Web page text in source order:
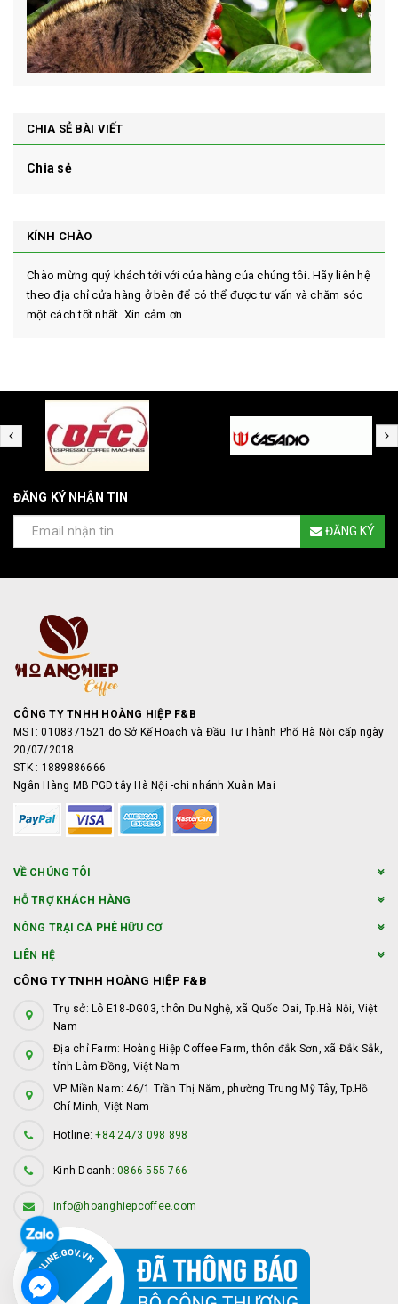
CHIA SẺ BÀI VIẾT
Chia sẻ
KÍNH CHÀO
Chào mừng quý khách tới với cửa hàng của chúng tôi. Hãy liên hệ
theo địa chỉ cửa hàng ở bên để có thể được tư vấn và chăm sóc
một cách tốt nhất. Xin cảm ơn.
ĐĂNG KÝ NHẬN TIN
ĐĂNG KÝ
CÔNG TY TNHH HOÀNG HIỆP F&B
MST: 0108371521 do Sở Kế Hoạch và Đầu Tư Thành Phố Hà Nội cấp ngày
20/07/2018
STK : 1889886666
Ngân Hàng MB PGD tây Hà Nội -chi nhánh Xuân Mai
VỀ CHÚNG TÔI
HỖ TRỢ KHÁCH HÀNG
NÔNG TRẠI CÀ PHÊ HỮU CƠ
LIÊN HỆ
CÔNG TY TNHH HOÀNG HIỆP F&B
Trụ sở: Lô E18-DG03, thôn Du Nghệ, xã Quốc Oai, Tp.Hà Nội, Việt
Nam
Địa chỉ Farm: Hoàng Hiệp Coffee Farm, thôn đắk Sơn, xã Đắk Sắk,
tỉnh Lâm Đồng, Việt Nam
VP Miền Nam: 46/1 Trần Thị Năm, phường Trung Mỹ Tây, Tp.Hồ
Chí Minh, Việt Nam
Hotline:+84 2473 098 898
Kinh Doanh: 0866 555 766
info@hoanghiepcoffee.com